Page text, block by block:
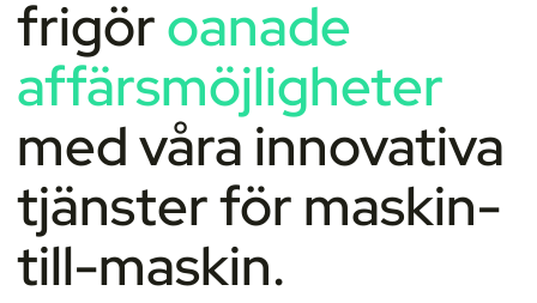
frigöroanade
affärsmöjligheter
med våra innovativa
tjänster för maskin-
till-maskin.